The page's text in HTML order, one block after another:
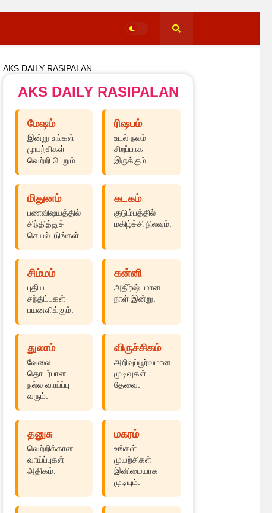
AKS DAILY RASIPALAN
AKS DAILY RASIPALAN
மேஷம்
இன்று உங்கள்
முயற்சிகள்
வெற்றி பெறும்.
ரிஷபம்
உடல் நலம்
சிறப்பாக
இருக்கும்.
மிதுனம்
பணவிஷயத்தில்
சிந்தித்துச்
செயல்படுங்கள்.
கடகம்
குடும்பத்தில்
மகிழ்ச்சி நிலவும்.
சிம்மம்
புதிய
சந்திப்புகள்
பயனளிக்கும்.
கன்னி
அதிர்ஷ்டமான
நாள் இன்று.
துலாம்
வேலை
தொடர்பான
நல்ல வாய்ப்பு
வரும்.
விருச்சிகம்
அறிவுப்பூர்வமான
முடிவுகள்
தேவை.
தனுசு
வெற்றிக்கான
வாய்ப்புகள்
அதிகம்.
மகரம்
உங்கள்
முயற்சிகள்
இனிமையாக
முடியும்.